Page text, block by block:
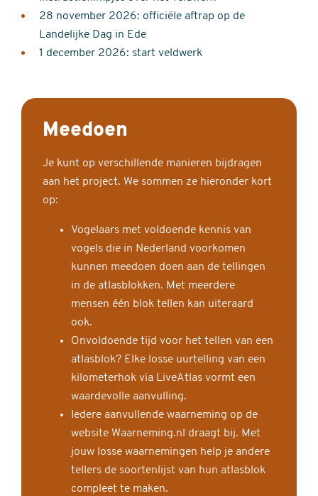
28 november 2026: officiële aftrap op de
Landelijke Dag in Ede
1 december 2026: start veldwerk
Meedoen
Je kunt op verschillende manieren bijdragen
aan het project. We sommen ze hieronder kort
op:
Vogelaars met voldoende kennis van
vogels die in Nederland voorkomen
kunnen meedoen doen aan de tellingen
in de atlasblokken. Met meerdere
mensen één blok tellen kan uiteraard
ook.
Onvoldoende tijd voor het tellen van een
atlasblok? Elke losse uurtelling van een
kilometerhok via LiveAtlas vormt een
waardevolle aanvulling.
Iedere aanvullende waarneming op de
website Waarneming.nl draagt bij. Met
jouw losse waarnemingen help je andere
tellers de soortenlijst van hun atlasblok
compleet te maken.